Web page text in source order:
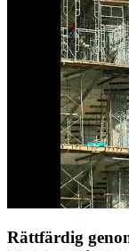
Rättfärdig